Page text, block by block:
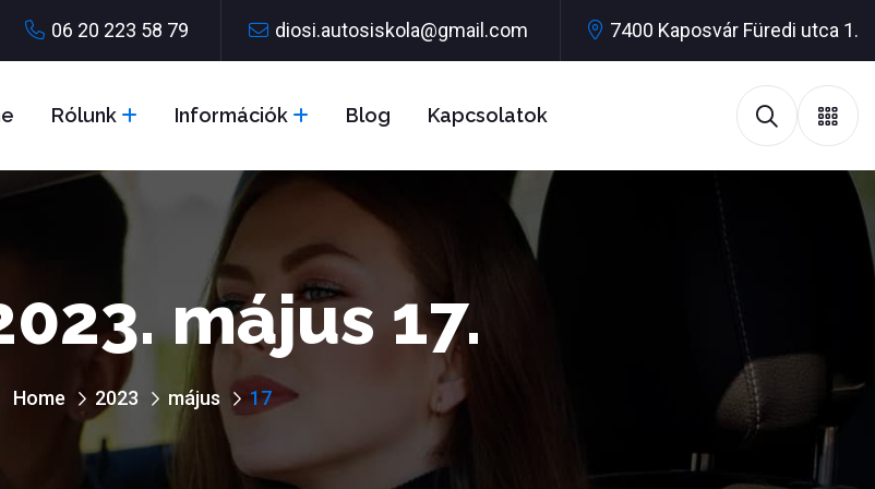
06 20 223 58 79 diosi.autosiskola@gmail.com 7400 Kaposvár Füredi utca 1.
Rólunk Információk Blog Kapcsolatok
május 17.
Home 2023 május 17